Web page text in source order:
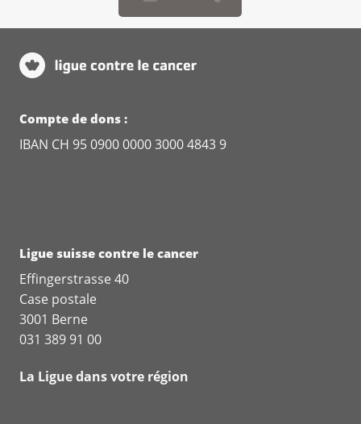
Via Francesco Chiesa 5
6500 Bellinzona
Prof. Dr. Dr. Andreas Boss
GZO Spital Wetzikon
Spitalstrasse 66
8620 Wetzikon
SC Epidemiologia dei Tumori CRPT U
Via Santena 7
I-10126 Torino
Prof. Dr. phil. Corinna Bergelt
Universitätsmedizin Greifswald
Walther-Rathenau-Strasse 48
Compte de dons :
IBAN CH 95 0900 0000 3000 4843 9
Ligue suisse contre le cancer
Effingerstrasse 40
Case postale
3001 Berne
031 389 91 00
La Ligue dans votre région